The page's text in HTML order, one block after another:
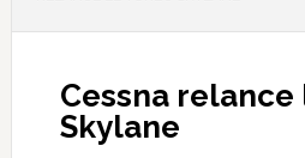
Cessna relance
Skylane